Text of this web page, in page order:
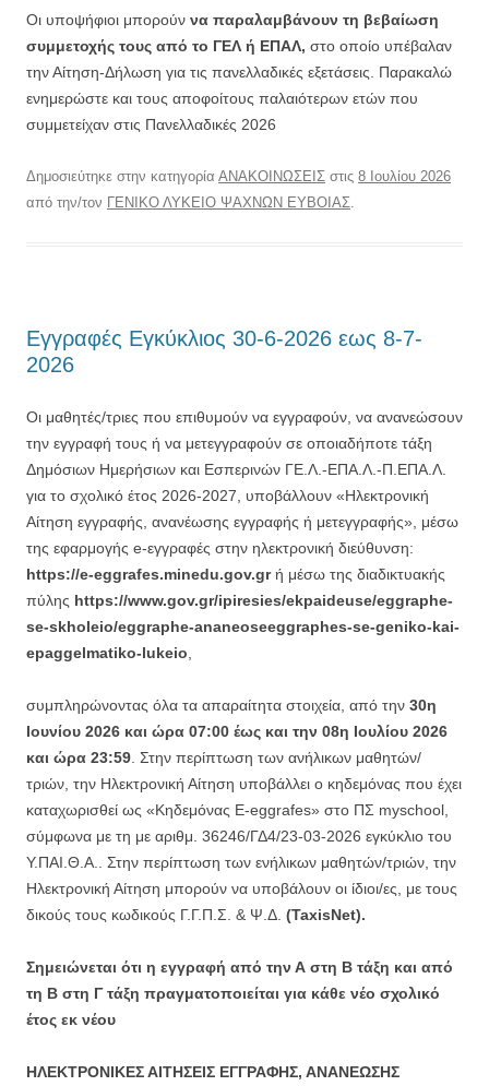
Οι υποψήφιοι μπορούν να παραλαμβάνουν τη βεβαίωση
συμμετοχής τους από το ΓΕΛ ή ΕΠΑΛ, στο οποίο υπέβαλαν
την Αίτηση-Δήλωση για τις πανελλαδικές εξετάσεις. Παρακαλώ
ενημερώστε και τους αποφοίτους παλαιότερων ετών που
συμμετείχαν στις Πανελλαδικές 2026
Δημοσιεύτηκε στην κατηγορία ΑΝΑΚΟΙΝΩΣΕΙΣ στις 8 Ιουλίου 2026
από την/τον ΓΕΝΙΚΟ ΛΥΚΕΙΟ ΨΑΧΝΩΝ ΕΥΒΟΙΑΣ
Εγγραφές Εγκύκλιος 30-6-2026 εως 8-7-
2026
Οι μαθητές/τριες που επιθυμούν να εγγραφούν, να ανανεώσουν
την εγγραφή τους ή να μετεγγραφούν σε οποιαδήποτε τάξη
Δημόσιων Ημερήσιων και Εσπερινών ΓΕ.Λ.-ΕΠΑ.Λ.-Π.ΕΠΑ.Λ.
για το σχολικό έτος 2026-2027, υποβάλλουν «Ηλεκτρονική
Αίτηση εγγραφής, ανανέωσης εγγραφής ή μετεγγραφής», μέσω
της εφαρμογής e-εγγραφές στην ηλεκτρονική διεύθυνση:
https://e-eggrafes.minedu.gov.grή μέσω της διαδικτυακής
πύλης https://www.gov.gr/ipiresies/ekpaideuse/eggraphe-
se-skholeio/eggraphe-ananeoseeggraphes-se-geniko-kai-
epaggelmatiko-lukeio
συμπληρώνοντας όλα τα απαραίτητα στοιχεία, από την 30η
Ιουνίου 2026 και ώρα 07:00 έως και την 08η Ιουλίου 2026
και ώρα 23:59 . Στην περίπτωση των ανήλικων μαθητών/
τριών, την Ηλεκτρονική Αίτηση υποβάλλει ο κηδεμόνας που έχει
καταχωρισθεί ως «Κηδεμόνας E-eggrafes» στο ΠΣ myschool,
σύμφωνα με τη με αριθμ. 36246/ΓΔ4/23-03-2026 εγκύκλιο του
Υ.ΠΑΙ.Θ.Α.. Στην περίπτωση των ενήλικων μαθητών/τριών, την
Ηλεκτρονική Αίτηση μπορούν να υποβάλουν οι ίδιοι/ες, με τους
δικούς τους κωδικούς Γ.Γ.Π.Σ. & Ψ.Δ. (TaxisNet).
Σημειώνεται ότι η εγγραφή από την Α στη Β τάξη και από
τη Β στη Γ τάξη πραγματοποιείται για κάθε νέο σχολικό
έτος εκ νέου
ΗΛΕΚΤΡΟΝΙΚΕΣ ΑΙΤΗΣΕΙΣ ΕΓΓΡΑΦΗΣ, ΑΝΑΝΕΩΣΗΣ